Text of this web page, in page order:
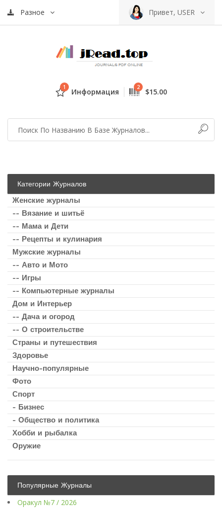
Разное Привет, USER
1 Информация 2 $15.00
Категории Журналов
Женские журналы
-- Вязание и шитьё
-- Мама и Дети
-- Рецепты и кулинария
Мужские журналы
-- Авто и Мото
-- Игры
-- Компьютерные журналы
Дом и Интерьер
-- Дача и огород
-- О строительстве
Страны и путешествия
Здоровье
Научно-популярные
Фото
Спорт
- Бизнес
- Общество и политика
Хобби и рыбалка
Оружие
Популярные Журналы
Оракул №7 / 2026